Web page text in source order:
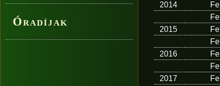
Óradíjak
2014
2015
2016
2017